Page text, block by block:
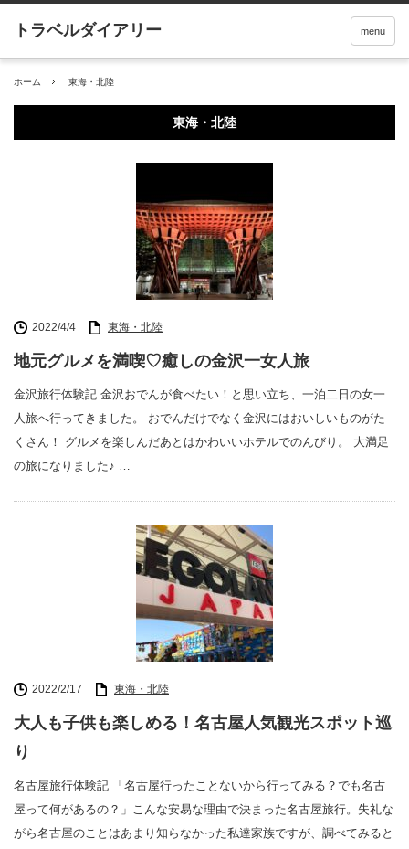
menu
ホーム 東海・北陸
東海・北陸
2022/4/4 東海・北陸
地元グルメを満喫♡癒しの金沢一女人旅
金沢旅行体験記 金沢おでんが食べたい！と思い立ち、一泊二日の女一
人旅へ行ってきました。 おでんだけでなく金沢にはおいしいものがた
くさん！ グルメを楽しんだあとはかわいいホテルでのんびり。 大満足
の旅になりました♪ …
2022/2/17 東海・北陸
大人も子供も楽しめる！名古屋人気観光スポット巡
り
名古屋旅行体験記 「名古屋行ったことないから行ってみる？でも名古
屋って何があるの？」こんな安易な理由で決まった名古屋旅行。失礼な
がら名古屋のことはあまり知らなかった私達家族ですが、調べてみると